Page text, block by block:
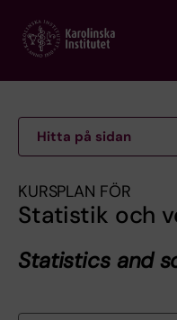
main
Hitta på sidan
KURSPLAN FÖR
Statistik och
Statistics and